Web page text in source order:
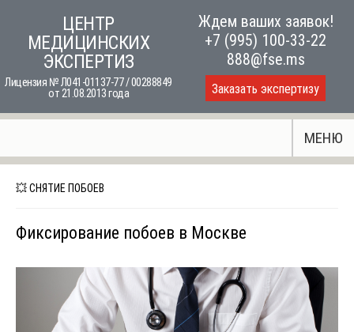
content
ЦЕНТР
МЕДИЦИНСКИХ
ЭКСПЕРТИЗ
Лицензия № Л041-01137-77 / 00288849
от 21.08.2013 года
Ждем ваших заявок!
+7 (995) 100-33-22
888@fse.ms
Заказать экспертизу
МЕНЮ
💥 СНЯТИЕ ПОБОЕВ
Фиксирование побоев в Москве